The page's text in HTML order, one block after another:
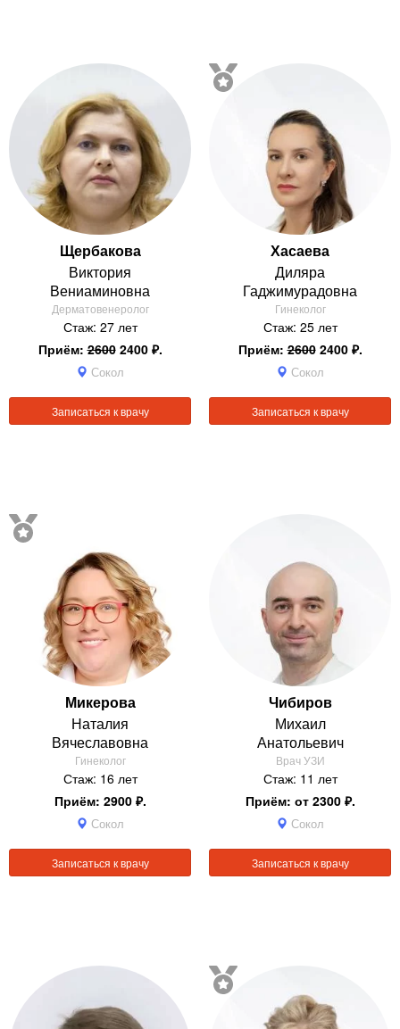
Щербакова
Виктория
Вениаминовна
Дерматовенеролог
Стаж: 27 лет
Приём:26002400 ₽.
Сокол
Записаться к врачу
Хасаева
Диляра
Гаджимурадовна
Гинеколог
Стаж: 25 лет
Приём:26002400 ₽.
Сокол
Записаться к врачу
Микерова
Наталия
Вячеславовна
Гинеколог
Стаж: 16 лет
Приём: 2900 ₽.
Сокол
Записаться к врачу
Чибиров
Михаил
Анатольевич
Врач УЗИ
Стаж: 11 лет
Приём: от 2300 ₽.
Сокол
Записаться к врачу